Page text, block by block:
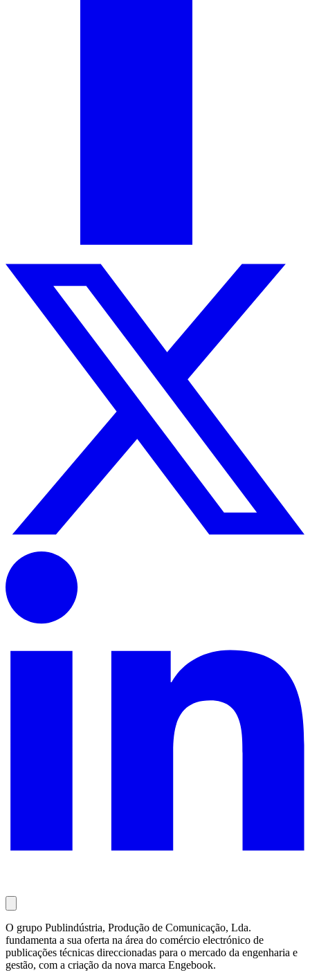
O grupo Publindústria, Produção de Comunicação, Lda.
fundamenta a sua oferta na área do comércio electrónico de
publicações técnicas direccionadas para o mercado da engenharia e
gestão, com a criação da nova marca Engebook.